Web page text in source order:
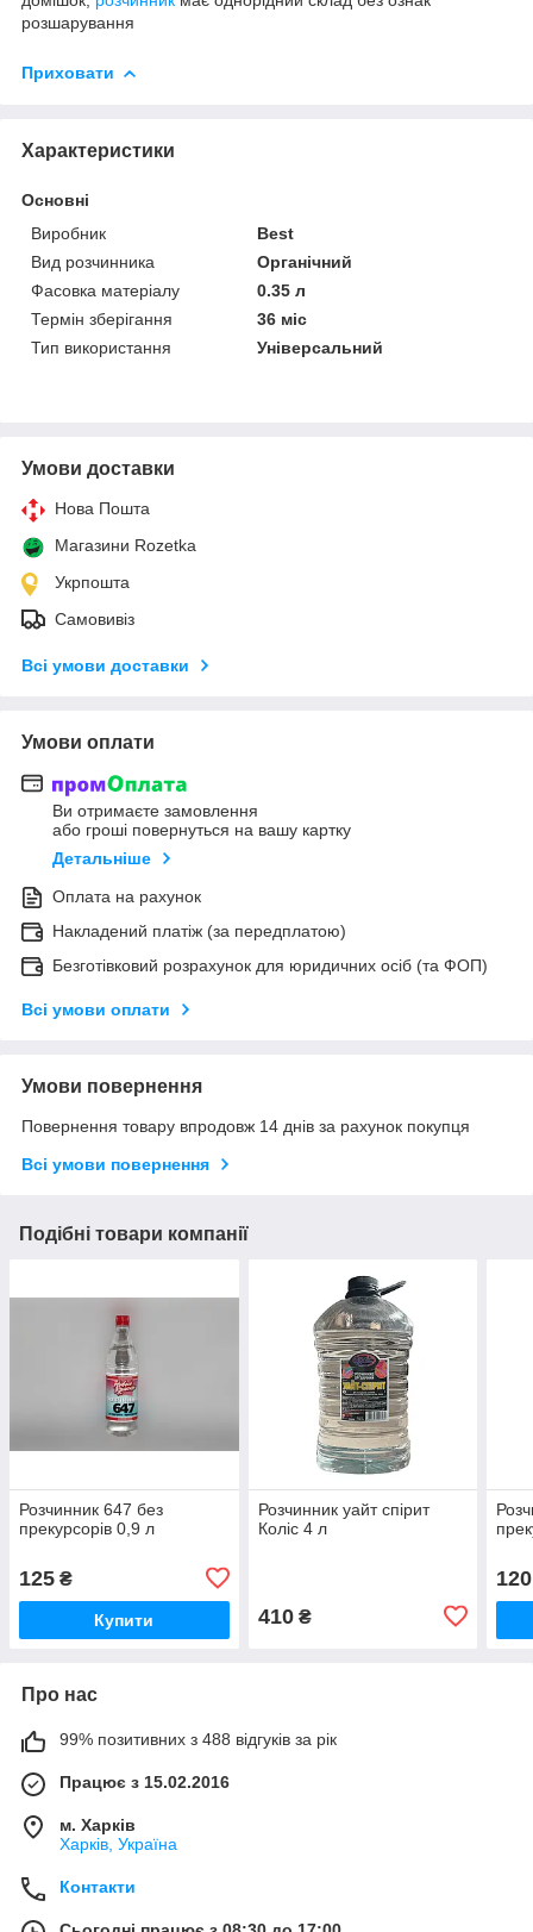
розшарування
Приховати
Характеристики
Основні
Виробник
Best
Вид розчинника
Органічний
Фасовка матеріалу
0.35 л
Термін зберігання
36 міс
Тип використання
Універсальний
Умови доставки
Нова Пошта
Магазини Rozetka
Укрпошта
Самовивіз
Всі умови доставки
Умови оплати
Ви отримаєте замовлення
або гроші повернуться на вашу картку
Детальніше
Оплата на рахунок
Накладений платіж (за передплатою)
Безготівковий розрахунок для юридичних осіб (та ФОП)
Всі умови оплати
Умови повернення
Повернення товару впродовж 14 днів за рахунок покупця
Всі умови повернення
Подібні товари компанії
Розчинник 647 без
прекурсорів 0,9 л
125 ₴
Купити
Розчинник уайт спірит
Коліс 4 л
410₴
120
Про нас
99% позитивних з 488 відгуків за рік
Працює з 15.02.2016
м. Харків
Харків, Україна
Контакти